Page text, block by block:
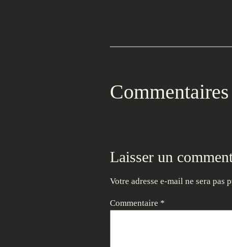
Commentaires
Laisser un
Votre adresse e-mail ne sera pas
Commentaire *